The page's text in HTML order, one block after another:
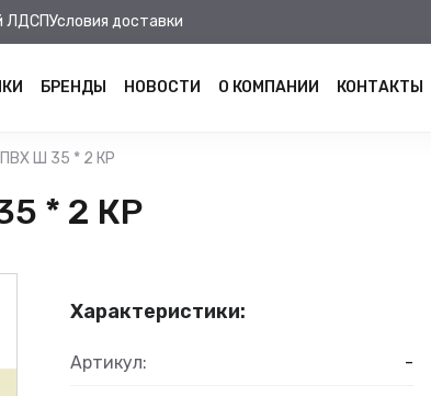
ЛДСПУсловия доставки
БРЕНДЫ НОВОСТИ О КОМПАНИИ КОНТАКТЫ
ПВХ Ш 35 * 2 КР
* 2 КР
Характеристики:
Артикул: -